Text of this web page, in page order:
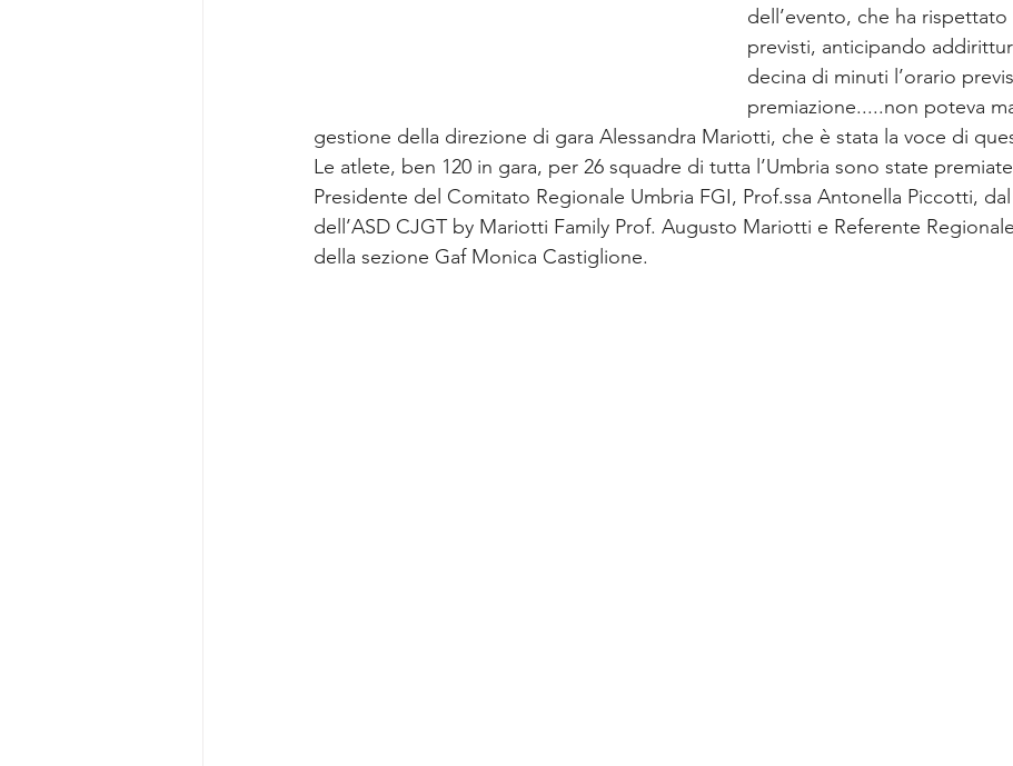
dell’evento, che ha
previsti, anticipando
decina di minuti l’orario
premiazione.....non poteva
gestione della direzione di gara Alessandra Mariotti, che è stata la voce di
Le atlete, ben 120 in gara, per 26 squadre di tutta l’Umbria sono state
Presidente del Comitato Regionale Umbria FGI, Prof.ssa Antonella Piccotti,
dell’ASD CJGT by Mariotti Family Prof. Augusto Mariotti e Referente
della sezione Gaf Monica Castiglione.